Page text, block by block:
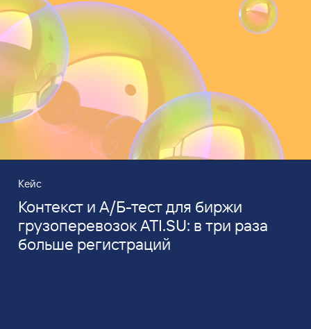
Кейс
Контекст и А/Б-тест для биржи
грузоперевозок ATI.SU: в три раза
больше регистраций